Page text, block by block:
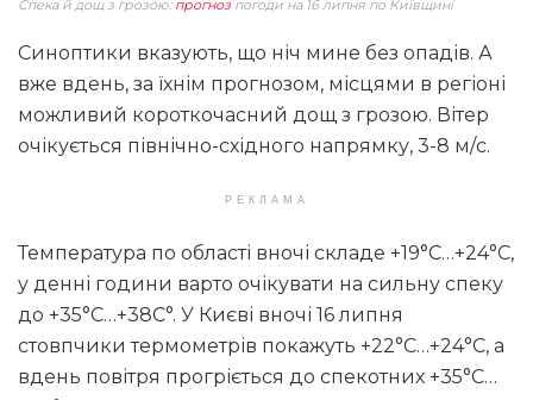
Спека й дощ з грозою: прогнозпогоди на 16 липня по Київщині
Синоптики вказують, що ніч мине без опадів. А
вже вдень, за їхнім прогнозом, місцями в регіоні
можливий короткочасний дощ з грозою. Вітер
очікується північно-східного напрямку, 3-8 м/с.
РЕКЛАМА
Температура по області вночі складе +19°С…+24°С,
у денні години варто очікувати на сильну спеку
до +35°С…+38С°. У Києві вночі 16 липня
стовпчики термометрів покажуть +22°С…+24°С, а
вдень повітря прогріється до спекотних +35°С…